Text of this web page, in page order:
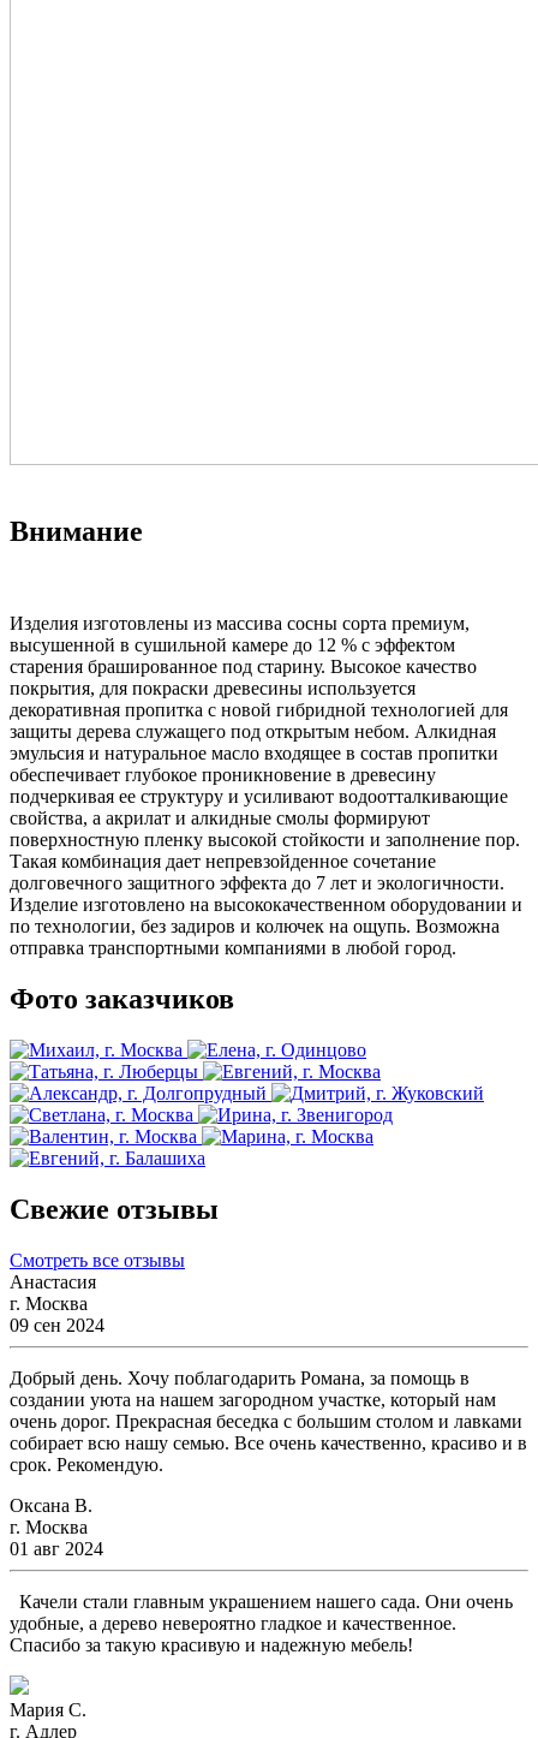
Внимание
Изделия изготовлены из массива сосны сорта премиум,
высушенной в сушильной камере до 12 % с эффектом
старения брашированное под старину. Высокое качество
покрытия, для покраски древесины используется
декоративная пропитка с новой гибридной технологией для
защиты дерева служащего под открытым небом. Алкидная
эмульсия и натуральное масло входящее в состав пропитки
обеспечивает глубокое проникновение в древесину
подчеркивая ее структуру и усиливают водоотталкивающие
свойства, а акрилат и алкидные смолы формируют
поверхностную пленку высокой стойкости и заполнение пор.
Такая комбинация дает непревзойденное сочетание
долговечного защитного эффекта до 7 лет и экологичности.
Изделие изготовлено на высококачественном оборудовании и
по технологии, без задиров и колючек на ощупь. Возможна
отправка транспортными компаниями в любой город.
Фото заказчиков
Свежие отзывы
Смотреть все отзывы
Анастасия
г. Москва
09 сен 2024
Добрый день. Хочу поблагодарить Романа, за помощь в
создании уюта на нашем загородном участке, который нам
очень дорог. Прекрасная беседка с большим столом и лавками
собирает всю нашу семью. Все очень качественно, красиво и в
срок. Рекомендую.
Оксана В.
г. Москва
01 авг 2024
Качели стали главным украшением нашего сада. Они очень
удобные, а дерево невероятно гладкое и качественное.
Спасибо за такую красивую и надежную мебель!
Мария С.
г. Адлер